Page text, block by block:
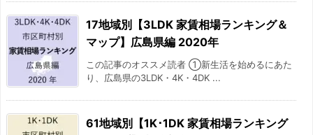
17地域別【3LDK 家賃相場ランキング＆
マップ】広島県編 2020年
この記事のオススメ読者 ①新生活を始めるにあた
り、広島県の3LDK・4K・4DK ...
61地域別【1K･1DK 家賃相場ランキング